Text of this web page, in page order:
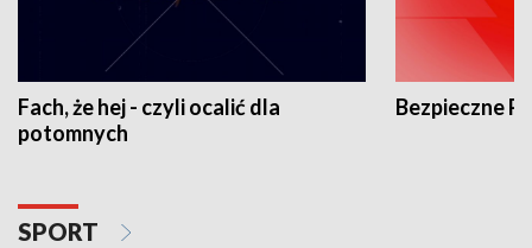
Fach, że hej - czyli ocalić dla
potomnych
Bezpieczne
SPORT